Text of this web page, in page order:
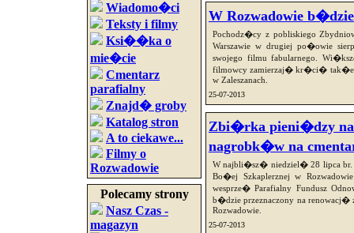
Wiadomo�ci
Teksty i filmy
Ksi��ka o
mie�cie
Cmentarz
parafialny
Znajd� groby
Katalog stron
A to ciekawe...
Filmy o
Rozwadowie
Polecamy strony
Nasz Czas -
magazyn
W Rozwadowie
Pochodz�cy z pobliskiego
Warszawie w drugiej po�owie
swojego filmu fabularnego.
filmowcy zamierzaj� kr�ci� tak�e
w Zaleszanach.
25-07-2013
Zbi�rka pieni�dzy na
nagrobk�w na
W najbli�sz� niedziel� 28 lipca
Bo�ej Szkaplerznej w
wesprze� Parafialny Fundusz
b�dzie przeznaczony na renowacj�
Rozwadowie.
25-07-2013